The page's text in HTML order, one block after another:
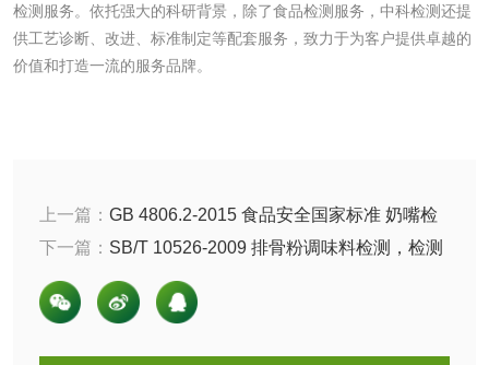
检测服务。依托强大的科研背景，除了食品检测服务，中科检测还提
供工艺诊断、改进、标准制定等配套服务，致力于为客户提供卓越的
价值和打造一流的服务品牌。
上一篇： GB 4806.2-2015 食品安全国家标准 奶嘴检
测，检测标准以及技术要求
下一篇： SB/T 10526-2009 排骨粉调味料检测，检测
标准以及试验方法是什么
工业乳状氢氧化钙
检测
铝酸钙检测
碳酸钙检测